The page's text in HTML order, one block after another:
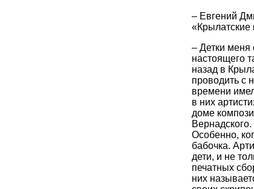
– Евгений
«Крылатские
– Детки меня
настоящего
назад в
проводить с
времени
в них
доме
Особенно,
бабочка.
дети, и не
печатных
них